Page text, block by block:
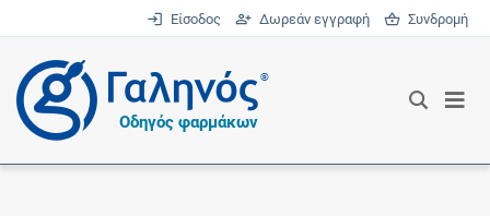
Είσοδος Δωρεάν εγγραφή Συνδρομή
®
Οδηγός φαρμάκων